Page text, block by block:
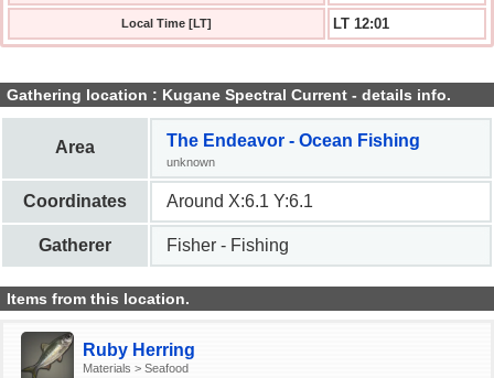
Local Time [LT] LT 12:01
Gathering location : Kugane Spectral Current - details info.
Area The Endeavor - Ocean Fishing
unknown
Coordinates Around X:6.1 Y:6.1
Gatherer Fisher - Fishing
Items from this location.
Ruby Herring
Materials > Seafood